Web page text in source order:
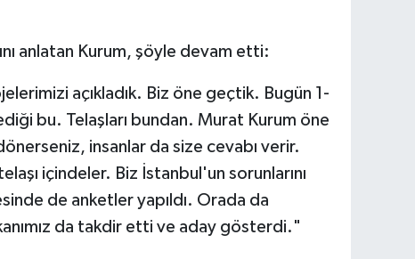
anlatan Kurum, şöyle devam etti:
açıkladık. Biz öne geçtik. Bugün 1-
bu. Telaşları bundan. Murat Kurum öne
insanlar da size cevabı verir.
içindeler. Biz İstanbul'un sorunlarını
de anketler yapıldı. Orada da
da takdir etti ve aday gösterdi."